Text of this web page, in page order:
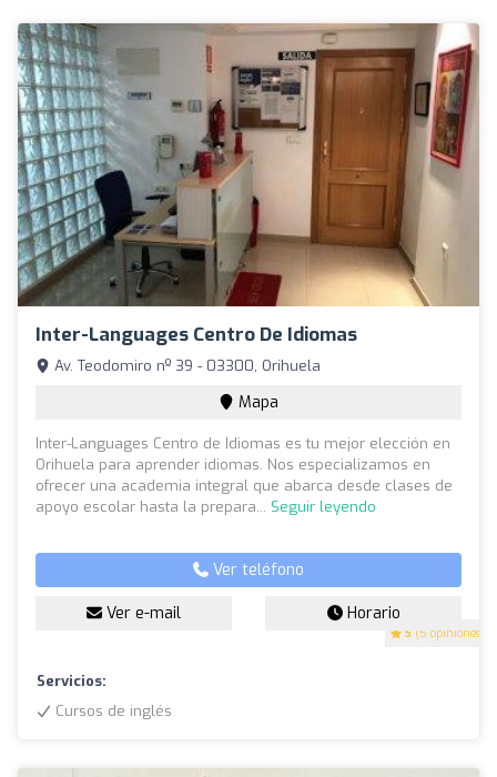
Inter-Languages Centro De Idiomas
5 (5 opiniones)
Av. Teodomiro nº 39 - 03300, Orihuela
Mapa
Inter-Languages Centro de Idiomas es tu mejor elección en
Orihuela para aprender idiomas. Nos especializamos en
ofrecer una academia integral que abarca desde clases de
apoyo escolar hasta la prepara... Seguir leyendo
Ver teléfono
Ver e-mail Horario
Servicios:
Cursos de inglés